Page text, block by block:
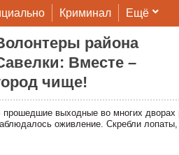
Криминал Ещё
района
Вместе –
чище!
прошедшие выходные во многих дворах
оживление. Скребли